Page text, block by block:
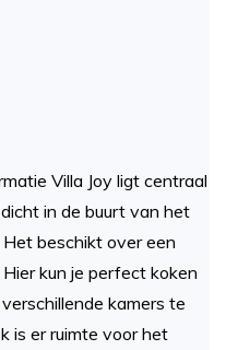
Villa Joy ligt centraal
in de buurt van het
beschikt over een
kun je perfect koken
kamers te
is er ruimte voor het